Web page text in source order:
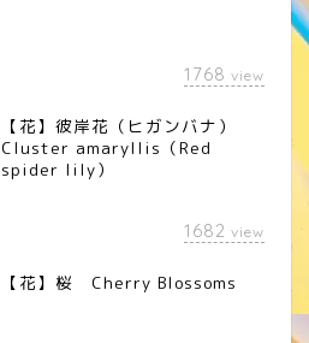
1768 view
【花】彼岸花（ヒガンバナ）
Cluster amaryllis（Red
spider lily）
1682 view
【花】桜 Cherry Blossoms